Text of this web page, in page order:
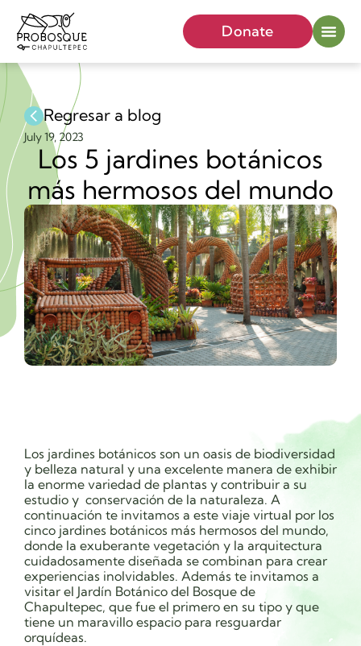
Donate
Regresar a blog
July 19, 2023
Los 5 jardines botánicos
más hermosos del mundo
Los jardines botánicos son un oasis de biodiversidad
y belleza natural y una excelente manera de exhibir
la enorme variedad de plantas y contribuir a su
estudio y conservación de la naturaleza. A
continuación te invitamos a este viaje virtual por los
cinco jardines botánicos más hermosos del mundo,
donde la exuberante vegetación y la arquitectura
cuidadosamente diseñada se combinan para crear
experiencias inolvidables. Además te invitamos a
visitar el Jardín Botánico del Bosque de
Chapultepec, que fue el primero en su tipo y que
tiene un maravillo espacio para resguardar
orquídeas.